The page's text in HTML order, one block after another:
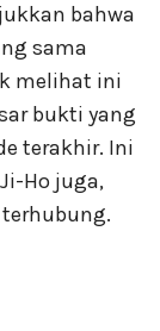
bahwa
sama
melihat ini
bukti yang
terakhir. Ini
Ho juga,